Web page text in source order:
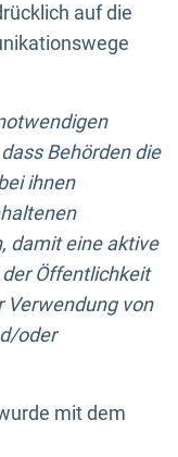
auf die
Behörden die
ihnen
damit eine aktive
Öffentlichkeit
Verwendung von
oder
mit dem